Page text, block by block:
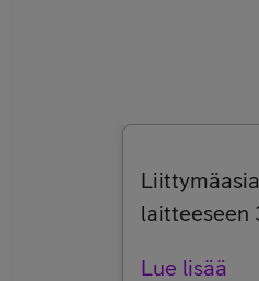
laitteeseen
Lue lisää